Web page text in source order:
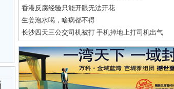
香港反腐经验只能开眼无法开花
生姜泡水喝，啥病都不得
长沙四天三公交司机被打 手机掉地上打司机出气